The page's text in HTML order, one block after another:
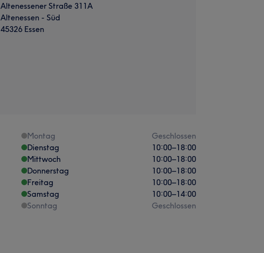
Altenessener Straße 311A
Altenessen - Süd
45326 Essen
Montag
Geschlossen
Dienstag
10:00–18:00
Mittwoch
10:00–18:00
Donnerstag
10:00–18:00
Freitag
10:00–18:00
Samstag
10:00–14:00
Sonntag
Geschlossen